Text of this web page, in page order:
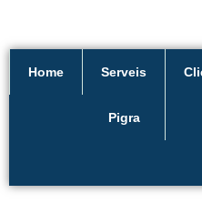
Home Serveis
Pigra